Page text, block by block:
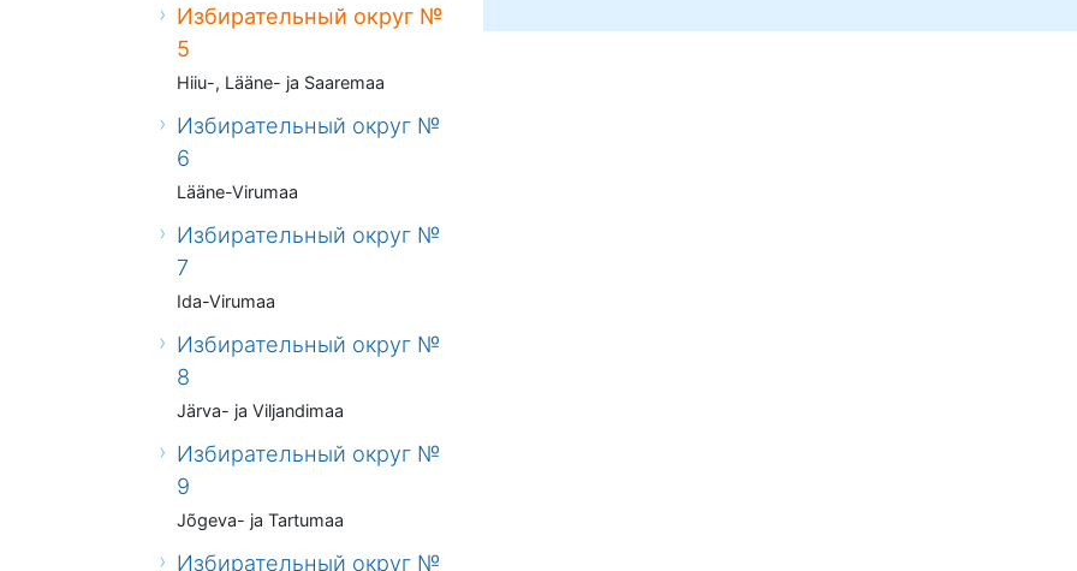
Избирательный округ №
5
Hiiu-, Lääne- ja Saaremaa
Избирательный округ №
6
Lääne-Virumaa
Избирательный округ №
7
Ida-Virumaa
Избирательный округ №
8
Järva- ja Viljandimaa
Избирательный округ №
9
Jõgeva- ja Tartumaa
Избирательный округ №